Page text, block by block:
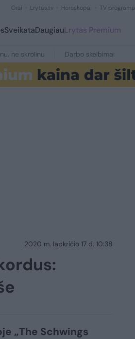
Orai Lrytas.tv Horoskopai TV programa
SveikataDaugiauLrytas Premium
ne skrolinu Darbo skelbimai
2020 m. lapkričio 17 d. 10:38
„The Schwings